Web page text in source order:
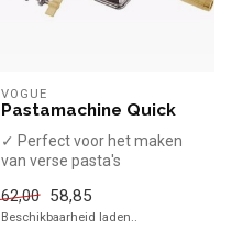
VOGUE
Pastamachine Quick
✓ Perfect voor het maken
van verse pasta's
62,00
58,85
Beschikbaarheid laden..